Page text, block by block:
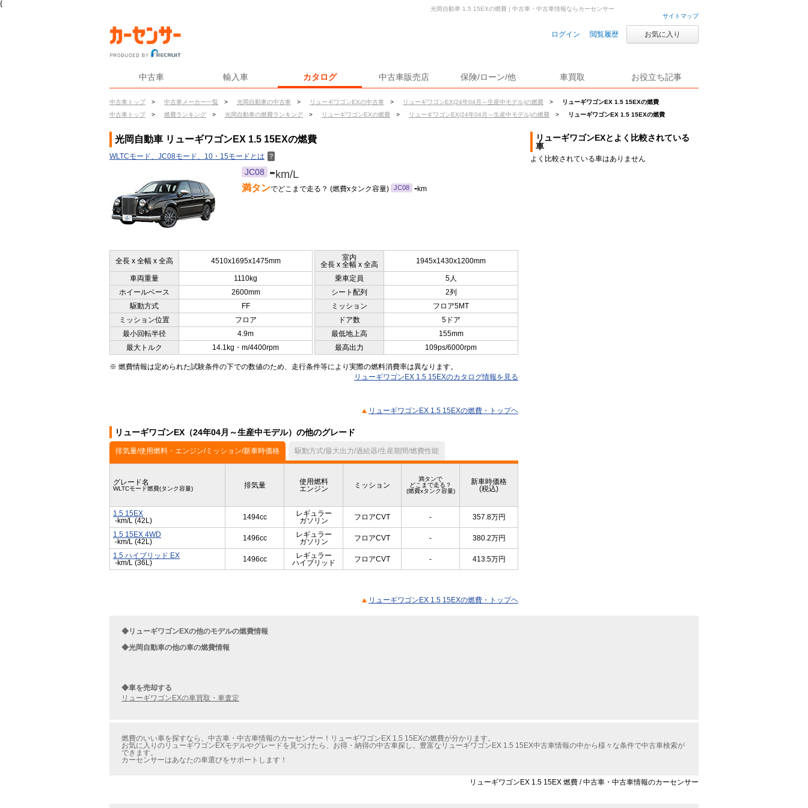
{
サイトマップ
ログイン 閲覧履歴 お気に入り
中古車 輸入車 カタログ 中古車販売店 保険/ローン/他 車買取 お役立ち記事
中古車トップ > 中古車メーカー一覧 > 光岡自動車の中古車 > リューギワゴンEXの中古車 > リューギワゴンEX(24年04月～生産中モデル)の燃費 >
リューギワゴンEX 1.5 15EXの燃費
中古車トップ
> 燃費ランキング > 光岡自動車の燃費ランキング > リューギワゴンEXの燃費 > リューギワゴンEX(24年04月～生産中モデル)の燃費 > リューギワゴンEX 1.5 15EXの燃費
光岡自動車 1.5 15EXの燃費 | 中古車・中古車情報ならカーセンサー
光岡自動車 リューギワゴンEX 1.5 15EXの燃費
WLTCモード、JC08モード、10・15モードとは ？
JC08 -km/L
満タンでどこまで走る？ (燃費xタンク容量) JC08 -km
全長 x 全幅 x 全高 4510x1695x1475mm
室内
全長 x 全幅 x 全高
1945x1430x1200mm
車両重量 1110kg 乗車定員
5人
ホイールベース
2600mm シート配列
2列
駆動方式
FF ミッション
フロア5MT
ミッション位置
フロア ドア数
5ドア
最小回転半径
4.9m 最低地上高
155mm
最大トルク
14.1kg・m/4400rpm 最高出力 109ps/6000rpm
※ 燃費情報は定められた試験条件の下での数値のため、走行条件等により実際の燃料消費率は異なります。
リューギワゴンEX 1.5 15EXのカタログ情報を見る
リューギワゴンEX 1.5 15EXの燃費・トップヘ
リューギワゴンEX（24年04月～生産中モデル）の他のグレード
排気量/使用燃料・エンジン/ミッション/新車時価格 駆動方式/最大出力/過給器/生産期間/燃費性能
グレード名
WLTCモード燃費(タンク容量) 排気量
使用燃料
エンジン
ミッション
満タンで
どこまで走る？
(燃費xタンク容量)
新車時価格
(税込)
1.5 15EX
-km/L (42L)
1494cc
レギュラー
ガソリン
フロアCVT - 357.8万円
1.5 15EX 4WD
-km/L (42L)
1496cc
レギュラー
ガソリン
フロアCVT - 380.2万円
1.5 ハイブリッド EX
-km/L (36L)
1496cc
レギュラー
ハイブリッド
フロアCVT - 413.5万円
リューギワゴンEX 1.5 15EXの燃費・トップヘ
リューギワゴンEXとよく比較されている
車
よく比較されている車はありません
◆リューギワゴンEXの他のモデルの燃費情報
◆光岡自動車の他の車の燃費情報
◆車を売却する
リューギワゴンEXの車買取・車査定
燃費のいい車を探すなら、中古車・中古車情報のカーセンサー！リューギワゴンEX 1.5 15EXの燃費が分かります。
お気に入りのリューギワゴンEXモデルやグレードを見つけたら、お得・納得の中古車探し。豊富なリューギワゴンEX 1.5 15EX中古車情報の中から様々な条件で中古車検索が
できます。
カーセンサーはあなたの車選びをサポートします！
リューギワゴンEX 1.5 15EX 燃費 / 中古車・中古車情報のカーセンサー